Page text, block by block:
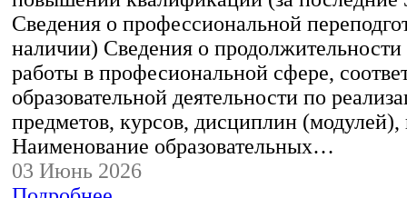
Сведения о профессиональной
наличии) Сведения о
работы в професиональной сфере,
образовательной деятельности по
предметов, курсов, дисциплин (модулей),
Наименование образовательных…
03 Июнь 2026